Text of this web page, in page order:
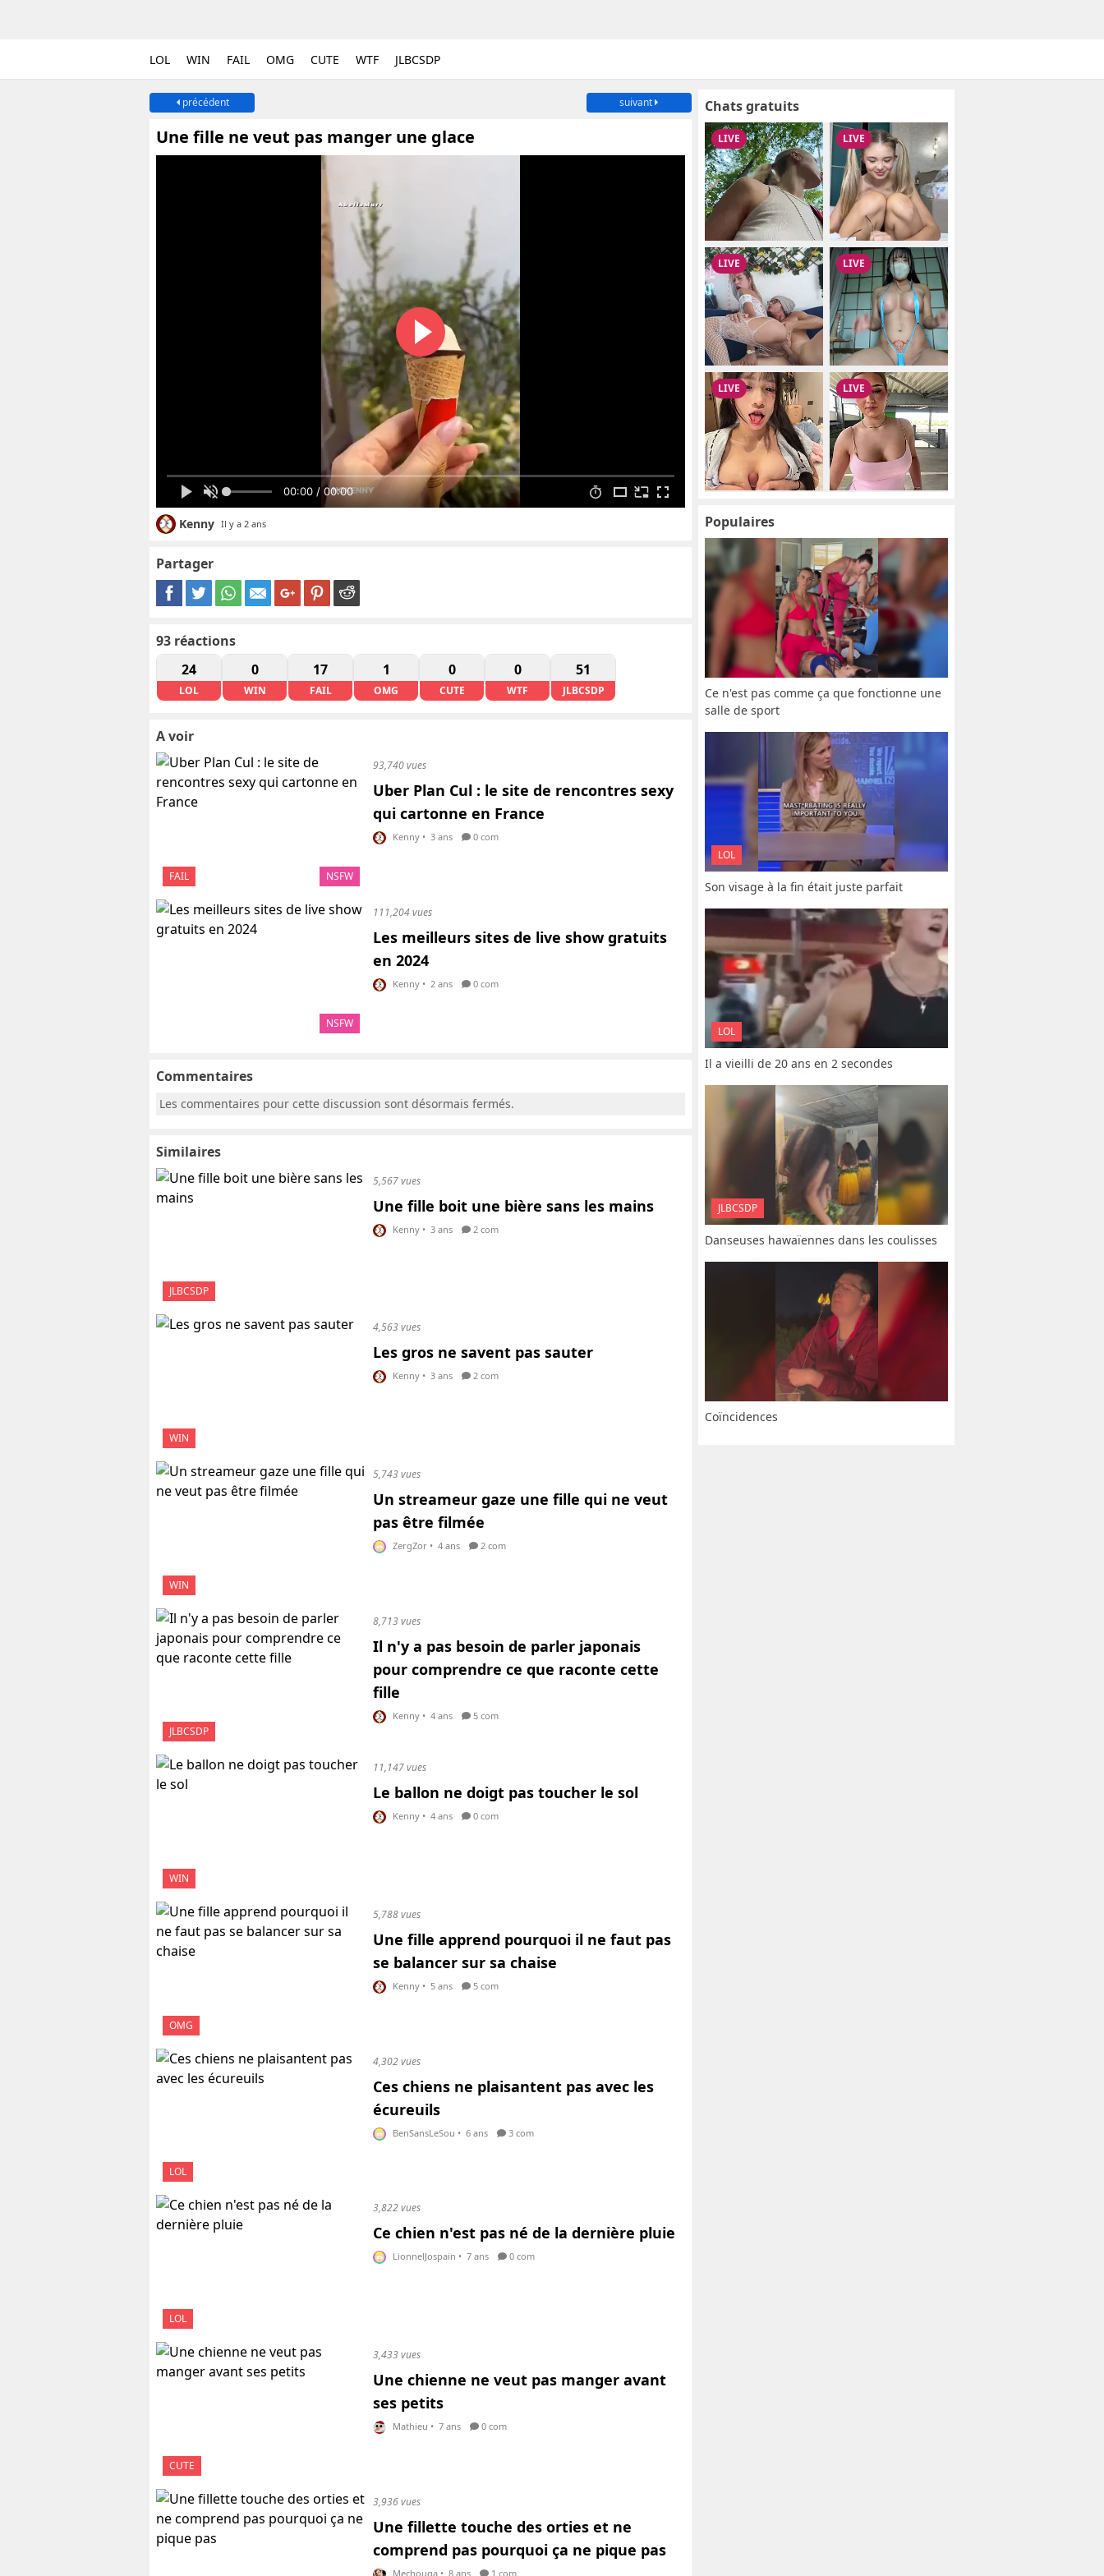
LOL WIN FAIL OMG CUTE WTF JLBCSDP
précédent suivant
Une fille ne veut pas manger une glace
00:00 / 00:00
Kenny Il y a 2 ans
Partager
93 réactions
24
LOL
0
WIN
17
FAIL
1
OMG
0
CUTE
0
WTF
51
JLBCSDP
A voir
FAIL NSFW
93,740 vues
Uber Plan Cul : le site de rencontres sexy
qui cartonne en France
Kenny • 3 ans 0 com
NSFW
111,204 vues
Les meilleurs sites de live show gratuits
en 2024
Kenny • 2 ans 0 com
Commentaires
Les commentaires pour cette discussion sont désormais fermés.
Similaires
JLBCSDP
5,567 vues
Une fille boit une bière sans les mains
Kenny • 3 ans 2 com
WIN
4,563 vues
Les gros ne savent pas sauter
Kenny • 3 ans 2 com
WIN
5,743 vues
Un streameur gaze une fille qui ne veut
pas être filmée
ZergZor • 4 ans 2 com
JLBCSDP
8,713 vues
Il n'y a pas besoin de parler japonais
pour comprendre ce que raconte cette
fille
Kenny • 4 ans 5 com
WIN
11,147 vues
Le ballon ne doigt pas toucher le sol
Kenny • 4 ans 0 com
OMG
5,788 vues
Une fille apprend pourquoi il ne faut pas
se balancer sur sa chaise
Kenny • 5 ans 5 com
LOL
4,302 vues
Ces chiens ne plaisantent pas avec les
écureuils
BenSansLeSou • 6 ans 3 com
LOL
3,822 vues
Ce chien n'est pas né de la dernière pluie
LionnelJospain • 7 ans 0 com
CUTE
3,433 vues
Une chienne ne veut pas manger avant
ses petits
Mathieu • 7 ans 0 com
3,936 vues
Une fillette touche des orties et ne
comprend pas pourquoi ça ne pique pas
Mechouga • 8 ans 1 com
Chats gratuits
Populaires
Ce n'est pas comme ça que fonctionne une
salle de sport
LOL
Son visage à la fin était juste parfait
LOL
Il a vieilli de 20 ans en 2 secondes
JLBCSDP
Danseuses hawaïennes dans les coulisses
Coïncidences